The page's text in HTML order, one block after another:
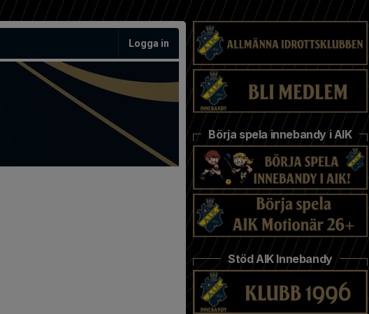
Logga in
Börja spela innebandy i AIK
Stöd AIK Innebandy